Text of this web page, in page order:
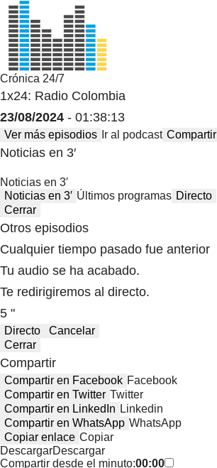
Crónica 24/7
1x24: Radio Colombia
23/08/2024 - 01:38:13
Ver más episodios Ir al podcast Compartir
Noticias en 3′
Noticias en 3′
Noticias en 3′ Últimos programas Directo
Cerrar
Otros episodios
Cualquier tiempo pasado fue anterior
Tu audio se ha acabado.
Te redirigiremos al directo.
5 "
Directo
Cancelar
Cerrar
Compartir
Compartir en Facebook Facebook
Compartir en Twitter Twitter
Compartir en LinkedIn Linkedin
Compartir en WhatsApp WhatsApp
Copiar enlace Copiar
DescargarDescargar
Compartir desde el minuto:00:00